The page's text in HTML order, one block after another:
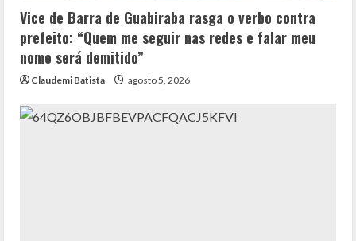
Vice de Barra de Guabiraba rasga o verbo contra
prefeito: “Quem me seguir nas redes e falar meu
nome será demitido”
Claudemi Batista agosto 5, 2026